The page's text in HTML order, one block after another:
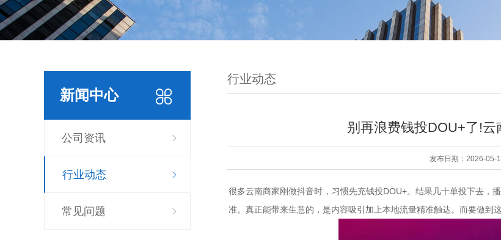
新闻中心
公司资讯
行业动态
常见问题
行业动态
别再浪费钱投DOU+了!
发布日期：2026-05-
很多云南商家刚做抖音时，习惯先充钱投DOU+。结果几十单投下去，
准。真正能带来生意的，是内容吸引加上本地流量精准触达。而要做到